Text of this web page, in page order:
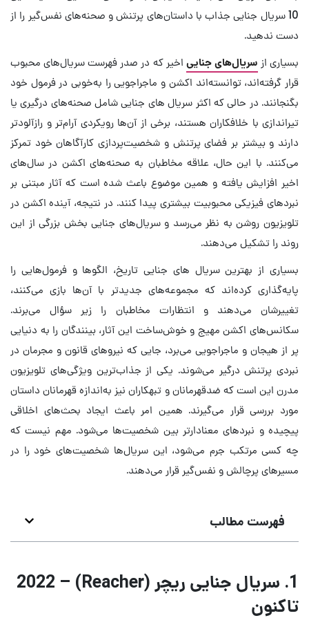
10 سریال جنایی جذاب با داستان‌های پرتنش و صحنه‌های نفس‌گیر را از
دست ندهید.
بسیاری از سریال‌های جنایی اخیر که در صدر فهرست سریال‌های محبوب
قرار گرفته‌اند، توانسته‌اند اکشن و ماجراجویی را به‌خوبی در فرمول خود
بگنجانند. در حالی که اکثر سریال های جنایی شامل صحنه‌های درگیری یا
تیراندازی با خلافکاران هستند، برخی از آن‌ها رویکردی آرام‌تر و رازآلودتر
دارند و بیشتر بر فضای پرتنش و شخصیت‌پردازی کارآگاهان خود تمرکز
می‌کنند. با این حال، علاقه مخاطبان به صحنه‌های اکشن در سال‌های
اخیر افزایش یافته و همین موضوع باعث شده است که آثار مبتنی بر
نبردهای فیزیکی محبوبیت بیشتری پیدا کنند. در نتیجه، آینده اکشن در
تلویزیون روشن به نظر می‌رسد و سریال‌های جنایی بخش بزرگی از این
روند را تشکیل می‌دهند.
بسیاری از بهترین سریال های جنایی تاریخ، الگوها و فرمول‌هایی را
پایه‌گذاری کرده‌اند که مجموعه‌های جدیدتر با آن‌ها بازی می‌کنند،
تغییرشان می‌دهند و انتظارات مخاطبان را زیر سؤال می‌برند.
سکانس‌های اکشن مهیج و خوش‌ساخت این آثار، بینندگان را به دنیایی
پر از هیجان و ماجراجویی می‌برد، جایی که نیروهای قانون و مجرمان در
نبردی پرتنش درگیر می‌شوند. یکی از جذاب‌ترین ویژگی‌های تلویزیون
مدرن این است که ضدقهرمانان و تبهکاران نیز به‌اندازه قهرمانان داستان
مورد بررسی قرار می‌گیرند. همین امر باعث ایجاد بحث‌های اخلاقی
پیچیده و نبردهای معنادارتر بین شخصیت‌ها می‌شود. مهم نیست که
چه کسی مرتکب جرم می‌شود، این سریال‌ها شخصیت‌های خود را در
مسیرهای پرچالش و نفس‌گیر قرار می‌دهند.
فهرست مطالب
1. سریال جنایی ریچر (Reacher) – 2022
تاکنون